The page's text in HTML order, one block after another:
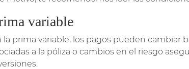
variable
la prima variable, los pagos pueden cambiar
a la póliza o cambios en el riesgo